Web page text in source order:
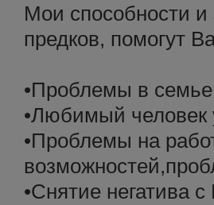
Мои способности и
предков, помогут
•Проблемы в
•Любимый
•Проблемы на
•Снятие негатива